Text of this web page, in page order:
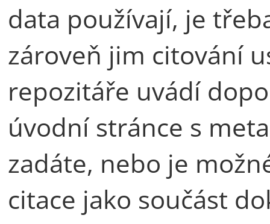
data používají, je
zároveň jim citování
repozitáře uvádí
úvodní stránce s
zadáte, nebo je
citace jako součást